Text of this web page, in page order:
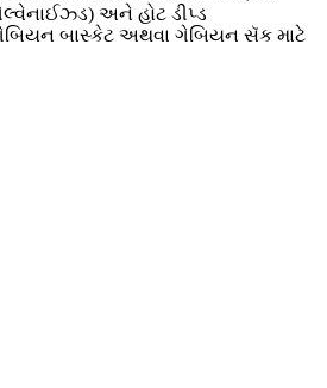
અને હોટ ડીપ્ડ
બાસ્કેટ અથવા ગેબિયન સૅક માટે